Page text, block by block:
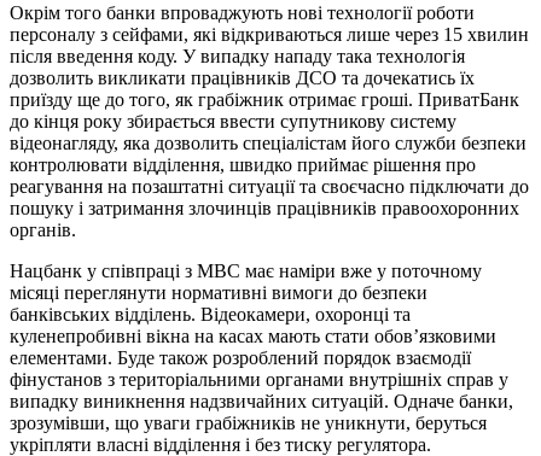
Окрім того банки впроваджують нові технології роботи
персоналу з сейфами, які відкриваються лише через 15 хвилин
після введення коду. У випадку нападу така технологія
дозволить викликати працівників ДСО та дочекатись їх
приїзду ще до того, як грабіжник отримає гроші. ПриватБанк
до кінця року збирається ввести супутникову систему
відеонагляду, яка дозволить спеціалістам його служби безпеки
контролювати відділення, швидко приймає рішення про
реагування на позаштатні ситуації та своєчасно підключати до
пошуку і затримання злочинців працівників правоохоронних
органів.
Нацбанк у співпраці з МВС має наміри вже у поточному
місяці переглянути нормативні вимоги до безпеки
банківських відділень. Відеокамери, охоронці та
куленепробивні вікна на касах мають стати обов’язковими
елементами. Буде також розроблений порядок взаємодії
фінустанов з територіальними органами внутрішніх справ у
випадку виникнення надзвичайних ситуацій. Одначе банки,
зрозумівши, що уваги грабіжників не уникнути, беруться
укріпляти власні відділення і без тиску регулятора.